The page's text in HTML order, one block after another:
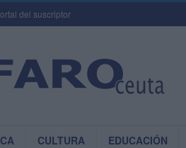
del suscriptor
CULTURA EDUCACIÓN